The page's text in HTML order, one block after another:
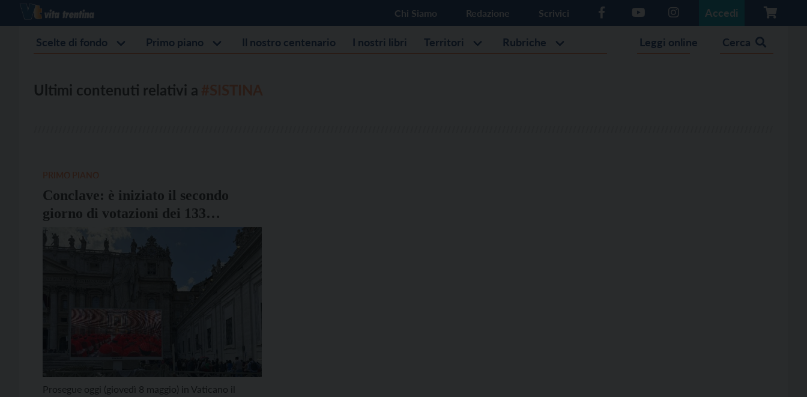
Chi Siamo Redazione Scrivici Accedi
Scelte di fondo Primo piano Il nostro centenario I nostri libri Territori Rubriche Leggi online Cerca
Ultimi contenuti relativi a
Conclave: è iniziato il secondo
giorno di votazioni dei 133
cardinali elettori
Prosegue oggi (giovedì 8 maggio) in Vaticano il